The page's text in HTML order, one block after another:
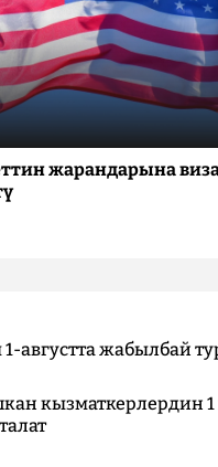
жарандарына
августта жабылбай
кызматкерлердин 1